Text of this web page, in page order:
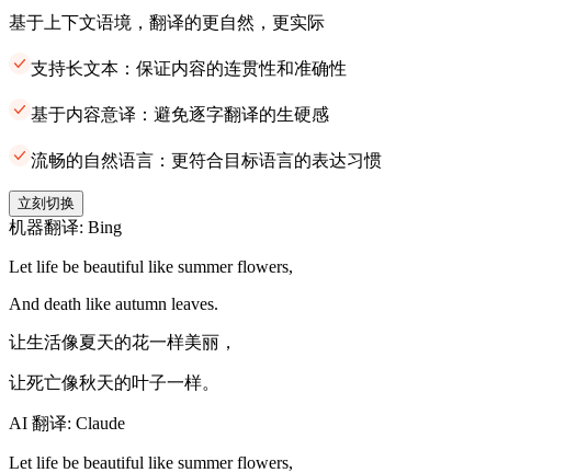
基于上下文语境，翻译的更自然，更实际
支持长文本：保证内容的连贯性和准确性
基于内容意译：避免逐字翻译的生硬感
流畅的自然语言：更符合目标语言的表达习惯
立刻切换
机器翻译: Bing
Let life be beautiful like summer flowers,
And death like autumn leaves.
让生活像夏天的花一样美丽，
让死亡像秋天的叶子一样。
AI 翻译: Claude
Let life be beautiful like summer flowers,